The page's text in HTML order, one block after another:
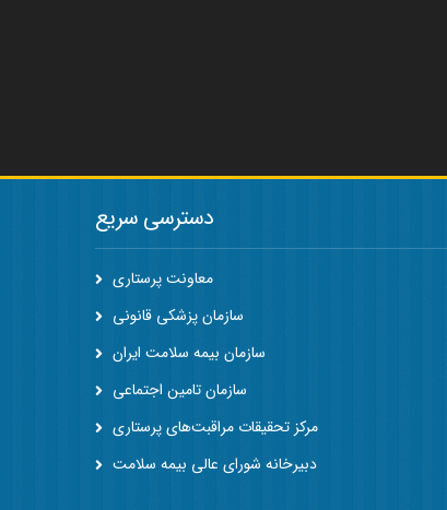
دسترسی سریع
معاونت پرستاری
سازمان پزشکی قانونی
سازمان بیمه سلامت ایران
سازمان تامین اجتماعی
مرکز تحقیقات مراقبت‌های پرستاری
دبیرخانه شورای عالی بیمه سلامت